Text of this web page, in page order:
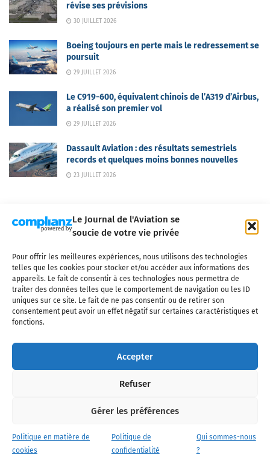
Le Journal de l'Aviation se
soucie de votre vie privée
Pour offrir les meilleures expériences, nous utilisons des technologies
telles que les cookies pour stocker et/ou accéder aux informations des
appareils. Le fait de consentir à ces technologies nous permettra de
traiter des données telles que le comportement de navigation ou les ID
uniques sur ce site. Le fait de ne pas consentir ou de retirer son
consentement peut avoir un effet négatif sur certaines caractéristiques et
fonctions.
Accepter
Refuser
Gérer les préférences
Politique en matière de
cookies
Politique de
confidentialité
Qui sommes-nous
?
révise ses prévisions
30 JUILLET 2026
Boeing toujours en perte mais le redressement se
poursuit
29 JUILLET 2026
Le C919-600, équivalent chinois de l’A319 d’Airbus,
a réalisé son premier vol
29 JUILLET 2026
Dassault Aviation : des résultats semestriels
records et quelques moins bonnes nouvelles
23 JUILLET 2026
Qui sommes-nous ? Nous contacter
Partenaires
Mentions légales
CGV Politique de confidentialité Cookies
l'industrie aéronautique, l'aviation commerciale, l'aviation d'affaires, les
civils, l'aéronautique de défense et l'industrie spatiale. Toute reproduction,
interdite sans autorisation écrite spécifique du Journal de l’Aviation.